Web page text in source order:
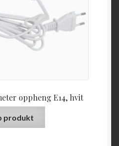
oppheng E14, hvit
produkt